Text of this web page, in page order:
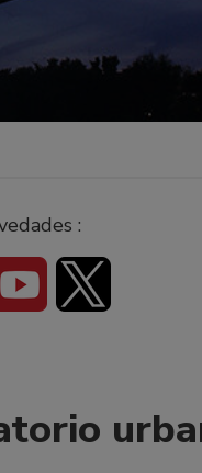
: